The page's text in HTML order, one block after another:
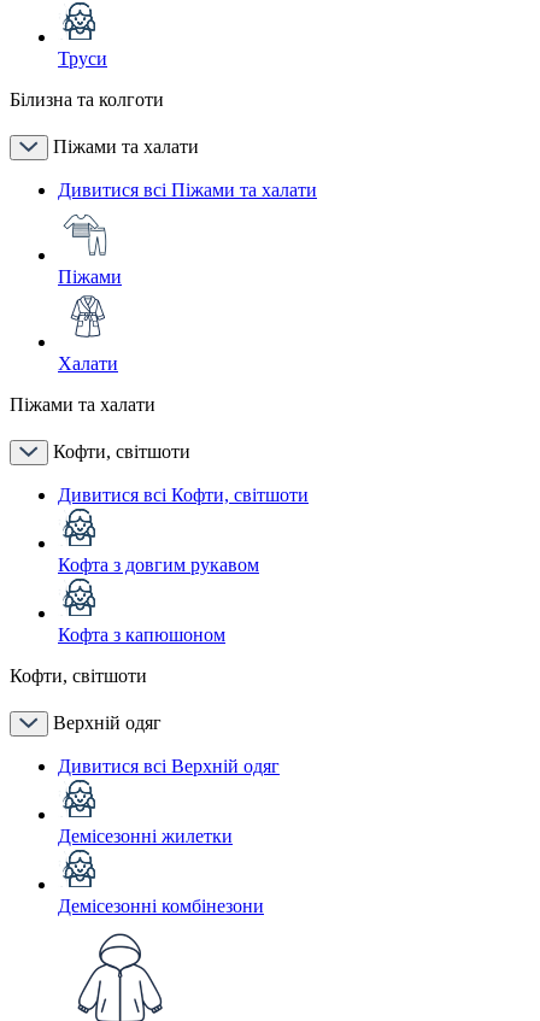
Труси
Білизна та колготи
Піжами та халати
Дивитися всі Піжами та халати
Піжами
Халати
Піжами та халати
Кофти, світшоти
Дивитися всі Кофти, світшоти
Кофта з довгим рукавом
Кофта з капюшоном
Кофти, світшоти
Верхній одяг
Дивитися всі Верхній одяг
Демісезонні жилетки
Демісезонні комбінезони